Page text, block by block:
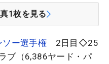
1枚を見る
ソー選手権 2日目◇25
ブ（6,386ヤード・パ